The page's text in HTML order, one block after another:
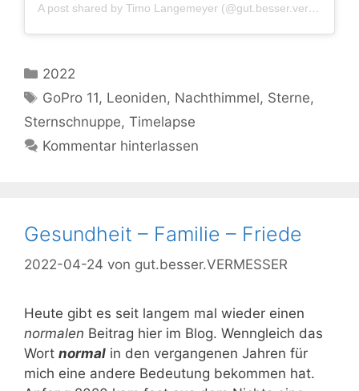
A post shared by Timo Langemeyer (@gut.besser.vermesser)
Kategorien
2022
Schlagwörter
GoPro 11, Leoniden, Nachthimmel, Sterne,
Sternschnuppe, Timelapse
Kommentar hinterlassen
Gesundheit – Familie – Friede
2022-04-24 von gut.besser.VERMESSER
Heute gibt es seit langem mal wieder einen
normalen Beitrag hier im Blog. Wenngleich das
Wort normal in den vergangenen Jahren für
mich eine andere Bedeutung bekommen hat.